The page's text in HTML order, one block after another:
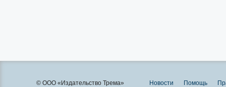
© ООО «Издательство Трема» Новости Помощь